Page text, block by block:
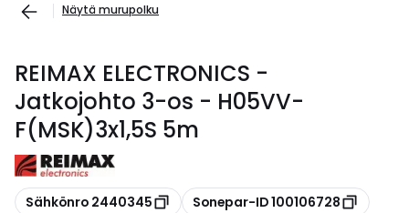
Näytä murupolku
REIMAX ELECTRONICS -
Jatkojohto 3-os - H05VV-
F(MSK)3x1,5S 5m
Kopioi
Sähkönro 2440345 Kopioi
Sonepar-ID 100106728